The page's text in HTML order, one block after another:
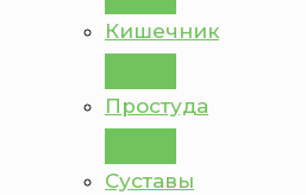
Кишечник
Простуда
Суставы